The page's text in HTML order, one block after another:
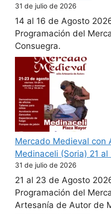
31 de julio de 2026
14 al 16 de Agosto
Programación del
Consuegra.
Mercado Medieval con
Medinaceli (Soria) 21
31 de julio de 2026
21 al 23 de Agosto
Programación del
Artesanía de Autor de